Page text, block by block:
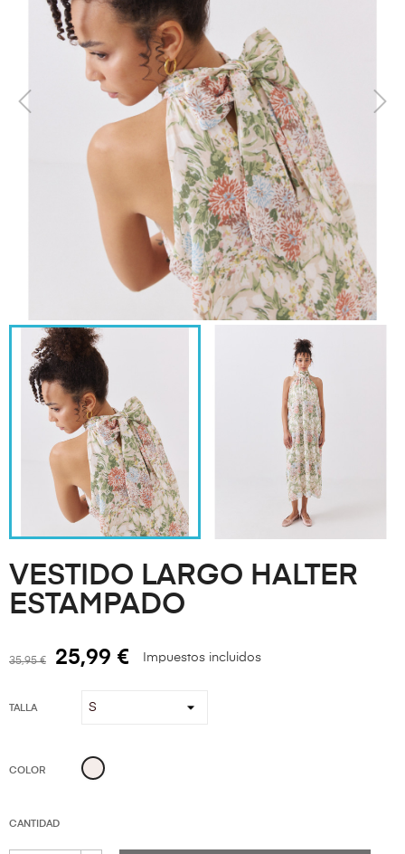
VESTIDO LARGO HALTER
ESTAMPADO
35,95 € 25,99 € Impuestos incluidos
TALLA
COLOR CRUDO
CANTIDAD